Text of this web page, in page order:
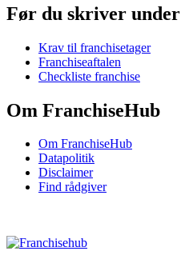
Før du skriver under
Krav til franchisetager
Franchiseaftalen
Checkliste franchise
Om FranchiseHub
Om FranchiseHub
Datapolitik
Disclaimer
Find rådgiver